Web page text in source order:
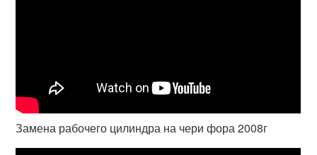
Замена рабочего цилиндра на чери фора 2008г